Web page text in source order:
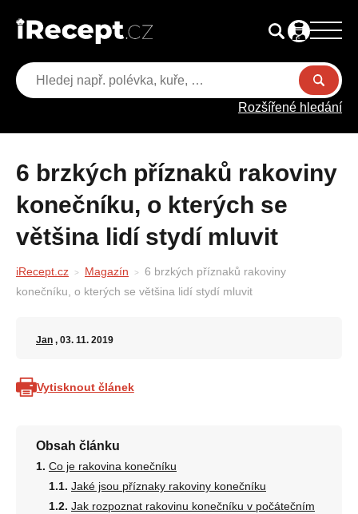
Rozšířené hledání
6 brzkých příznaků rakoviny
konečníku, o kterých se
většina lidí stydí mluvit
iRecept.cz Magazín
6 brzkých příznaků rakoviny
konečníku, o kterých se většina lidí stydí mluvit
Jan , 03. 11. 2019
Vytisknout článek
Obsah článku
Co je rakovina konečníku
Jaké jsou příznaky rakoviny konečníku
Jak rozpoznat rakovinu konečníku v počátečním